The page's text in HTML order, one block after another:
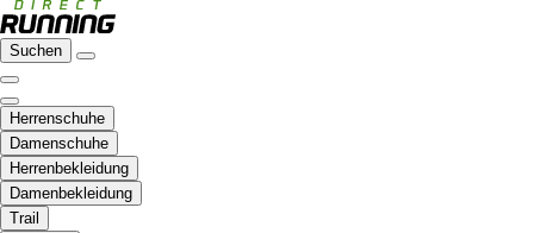
Suchen
Herrenschuhe
Damenschuhe
Herrenbekleidung
Damenbekleidung
Trail